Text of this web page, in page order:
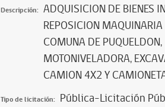
Descripción: ADQUISICION DE BIENES
REPOSICION
COMUNA DE
MOTONIVELADORA,
CAMION 4X2 Y
Tipo de licitación: Pública-Licitación